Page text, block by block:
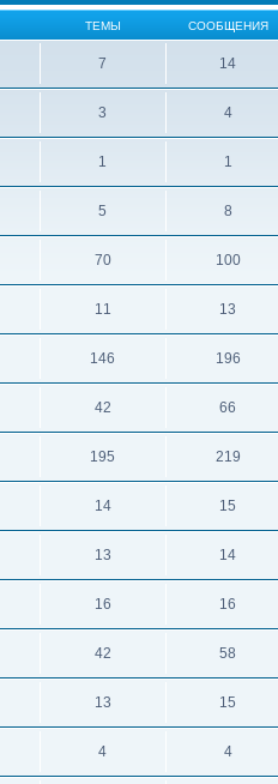
ТЕМЫ СООБЩЕНИЯ
7 14
3 4
1 1
5 8
70 100
11 13
146 196
42 66
195 219
14 15
13 14
16 16
42 58
13 15
4 4